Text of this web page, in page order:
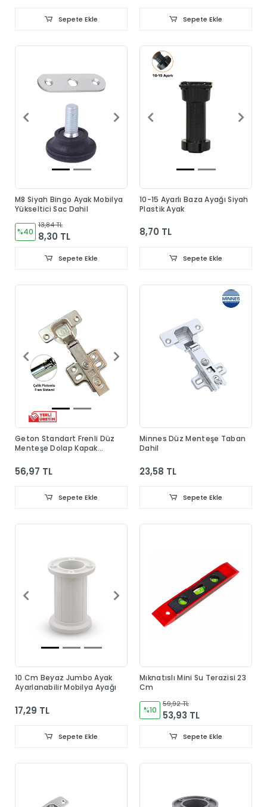
Sepete Ekle Sepete Ekle
M8 Siyah Bingo Ayak Mobilya
Yükseltici Sac Dahil
%40
13,84 TL
8,30 TL
Sepete Ekle
10-15 Ayarlı Baza Ayağı Siyah
Plastik Ayak
8,70 TL
Sepete Ekle
Geton Standart Frenli Düz
Menteşe Dolap Kapak
56,97 TL
Sepete Ekle
Minnes Düz Menteşe Taban
Dahil
23,58 TL
Sepete Ekle
10 Cm Beyaz Jumbo Ayak
Ayarlanabilir Mobilya Ayağı
17,29 TL
Sepete Ekle
Mıknatıslı Mini Su Terazisi 23
Cm
%10
59,92 TL
53,93 TL
Sepete Ekle